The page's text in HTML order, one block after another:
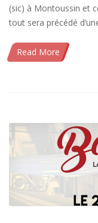
(sic) à Montoussin et
tout sera précédé
Read More